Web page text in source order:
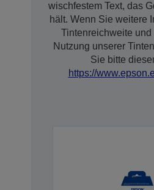
wischfestem Text, das
hält. Wenn Sie weitere
Tintenreichweite und
Nutzung unserer
Sie bitte
https://